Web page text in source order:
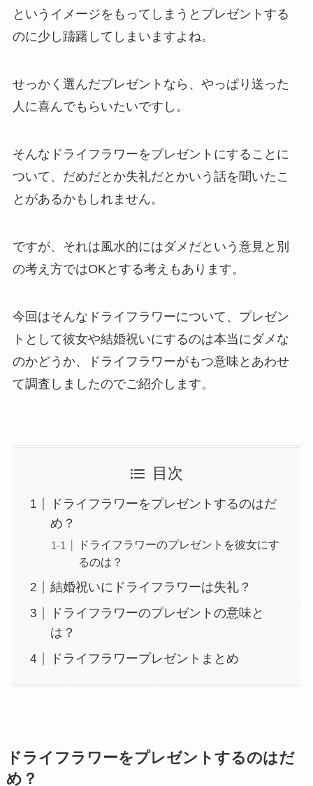
というイメージをもってしまうとプレゼントする
のに少し躊躇してしまいますよね。
せっかく選んだプレゼントなら、やっぱり送った
人に喜んでもらいたいですし。
そんなドライフラワーをプレゼントにすることに
ついて、だめだとか失礼だとかいう話を聞いたこ
とがあるかもしれません。
ですが、それは風水的にはダメだという意見と別
の考え方ではOKとする考えもあります。
今回はそんなドライフラワーについて、プレゼン
トとして彼女や結婚祝いにするのは本当にダメな
のかどうか、ドライフラワーがもつ意味とあわせ
て調査しましたのでご紹介します。
目次
ドライフラワーをプレゼントするのはだ
め？
ドライフラワーのプレゼントを彼女にす
るのは？
結婚祝いにドライフラワーは失礼？
ドライフラワーのプレゼントの意味と
は？
ドライフラワープレゼントまとめ
ドライフラワーをプレゼントするのはだ
め？